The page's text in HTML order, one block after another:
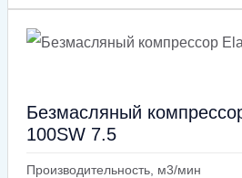
Безмасляный
100SW 7.5
Производительность, м3/мин